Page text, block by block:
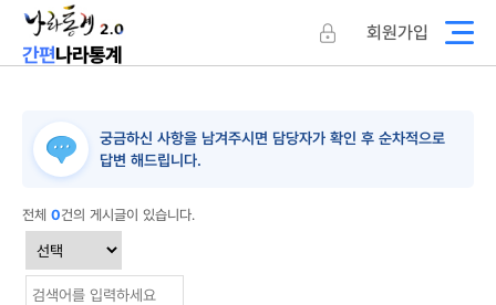
간편나라통계
회원가입
궁금하신 사항을 남겨주시면 담당자가 확인 후 순차적으로
답변 해드립니다.
전체 0건의 게시글이 있습니다.